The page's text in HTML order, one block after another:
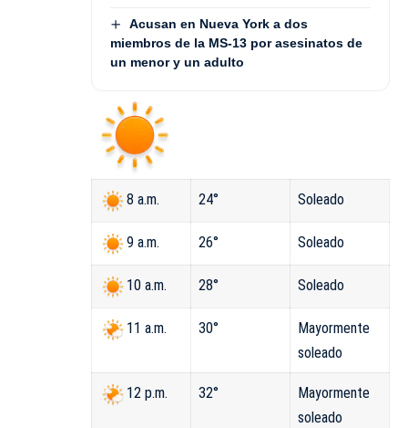
Acusan en Nueva York a dos
miembros de la MS-13 por asesinatos de
un menor y un adulto
8 a.m. 24° Soleado
9 a.m. 26° Soleado
10 a.m. 28° Soleado
11 a.m. 30°
Mayormente
soleado
12 p.m. 32°
Mayormente
soleado